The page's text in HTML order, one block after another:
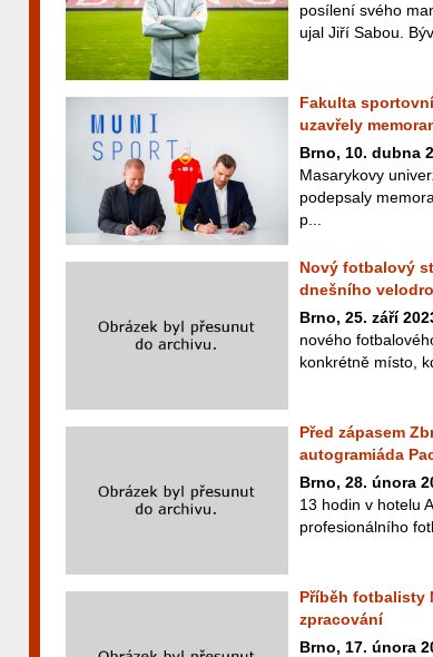
posílení svého
ujal Jiří Sabou.
Fakulta
uzavřely
Brno, 10. dubna
Masarykovy
podepsaly
p...
Nový fotbalový
dnešního
Brno, 25. září
nového
konkrétně místo,
Před zápasem
autogramiáda
Brno, 28. února
13 hodin v hotelu
profesionálního
Příběh fotbalisty
zpracování
Brno, 17. února